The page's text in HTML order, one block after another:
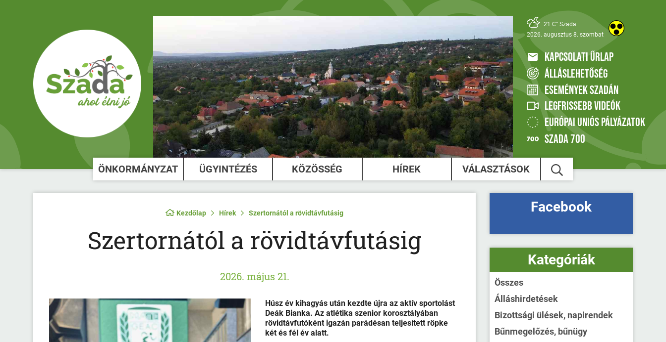
21 C° Szada
2026. augusztus 8. szombat
KAPCSOLATI ŰRLAP
ÁLLÁSLEHETŐSÉG
ESEMÉNYEK SZADÁN
LEGFRISSEBB VIDEÓK
EURÓPAI UNIÓS PÁLYÁZATOK
SZADA 700
ÖNKORMÁNYZAT ÜGYINTÉZÉS KÖZÖSSÉG HÍREK VÁLASZTÁSOK
Kezdőlap Hírek Szertornától a rövidtávfutásig
Szertornától a rövidtávfutásig
2026. május 21.
Húsz év kihagyás után kezdte újra az aktív sportolást
Deák Bianka. Az atlétika szenior korosztályában
rövidtávfutóként igazán parádésan teljesített röpke
két és fél év alatt.
Facebook
Kategóriák
Összes
Álláshirdetések
Bizottsági ülések, napirendek
Bűnmegelőzés, bűnügy